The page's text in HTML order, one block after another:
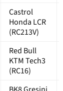
Castrol
Honda LCR
(RC213V)
Red Bull
KTM Tech3
(RC16)